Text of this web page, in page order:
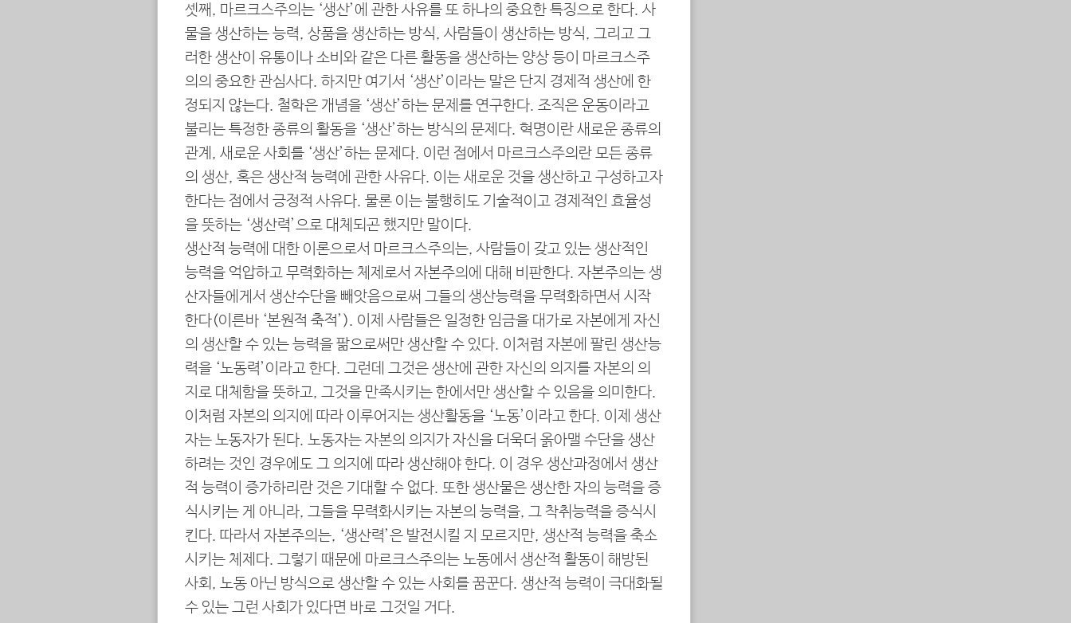
셋째, 마르크스주의는 ‘생산’에 관한 사유를 또 하나의 중요한 특징으로 한다. 사
물을 생산하는 능력, 상품을 생산하는 방식, 사람들이 생산하는 방식, 그리고 그
러한 생산이 유통이나 소비와 같은 다른 활동을 생산하는 양상 등이 마르크스주
의의 중요한 관심사다. 하지만 여기서 ‘생산’이라는 말은 단지 경제적 생산에 한
정되지 않는다. 철학은 개념을 ‘생산’하는 문제를 연구한다. 조직은 운동이라고
불리는 특정한 종류의 활동을 ‘생산’하는 방식의 문제다. 혁명이란 새로운 종류의
관계, 새로운 사회를 ‘생산’하는 문제다. 이런 점에서 마르크스주의란 모든 종류
의 생산, 혹은 생산적 능력에 관한 사유다. 이는 새로운 것을 생산하고 구성하고자
한다는 점에서 긍정적 사유다. 물론 이는 불행히도 기술적이고 경제적인 효율성
을 뜻하는 ‘생산력’으로 대체되곤 했지만 말이다.
생산적 능력에 대한 이론으로서 마르크스주의는, 사람들이 갖고 있는 생산적인
능력을 억압하고 무력화하는 체제로서 자본주의에 대해 비판한다. 자본주의는 생
산자들에게서 생산수단을 빼앗음으로써 그들의 생산능력을 무력화하면서 시작
한다(이른바 ‘본원적 축적’). 이제 사람들은 일정한 임금을 대가로 자본에게 자신
의 생산할 수 있는 능력을 팖으로써만 생산할 수 있다. 이처럼 자본에 팔린 생산능
력을 ‘노동력’이라고 한다. 그런데 그것은 생산에 관한 자신의 의지를 자본의 의
지로 대체함을 뜻하고, 그것을 만족시키는 한에서만 생산할 수 있음을 의미한다.
이처럼 자본의 의지에 따라 이루어지는 생산활동을 ‘노동’이라고 한다. 이제 생산
자는 노동자가 된다. 노동자는 자본의 의지가 자신을 더욱더 옭아맬 수단을 생산
하려는 것인 경우에도 그 의지에 따라 생산해야 한다. 이 경우 생산과정에서 생산
적 능력이 증가하리란 것은 기대할 수 없다. 또한 생산물은 생산한 자의 능력을 증
식시키는 게 아니라, 그들을 무력화시키는 자본의 능력을, 그 착취능력을 증식시
킨다. 따라서 자본주의는, ‘생산력’은 발전시킬 지 모르지만, 생산적 능력을 축소
시키는 체제다. 그렇기 때문에 마르크스주의는 노동에서 생산적 활동이 해방된
사회, 노동 아닌 방식으로 생산할 수 있는 사회를 꿈꾼다. 생산적 능력이 극대화될
수 있는 그런 사회가 있다면 바로 그것일 거다.